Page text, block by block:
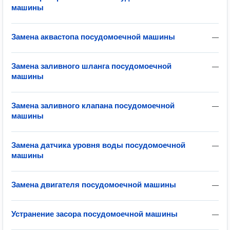
машины
—
Замена аквастопа посудомоечной машины
—
Замена заливного шланга посудомоечной
машины
—
Замена заливного клапана посудомоечной
машины
—
Замена датчика уровня воды посудомоечной
машины
—
Замена двигателя посудомоечной машины
—
Устранение засора посудомоечной машины